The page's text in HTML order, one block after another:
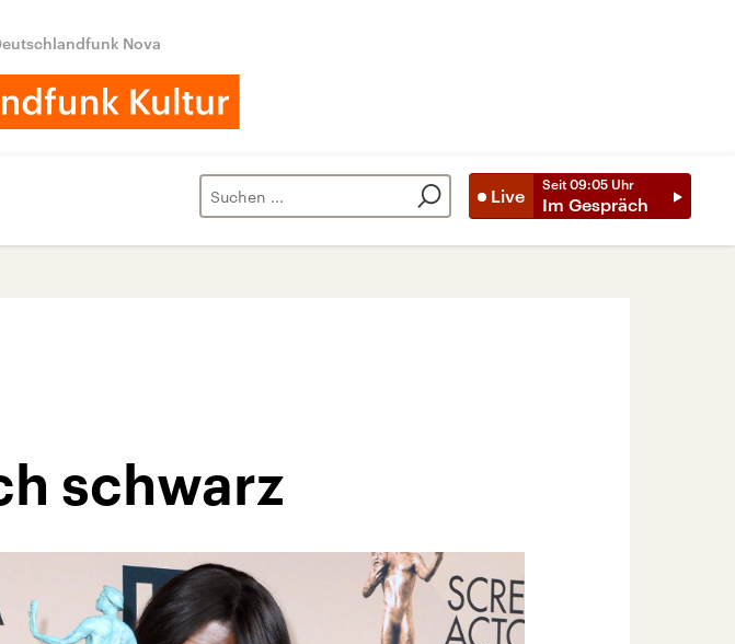
Nova
Live
Seit 09:05 Uhr
Im Gespräch
schwarz